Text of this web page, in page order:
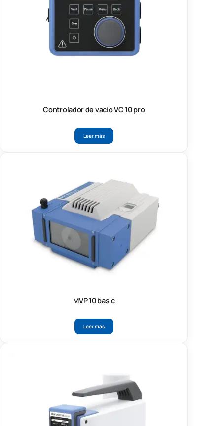
Controlador de vacío VC 10 pro
Leer más
MVP 10 basic
Leer más